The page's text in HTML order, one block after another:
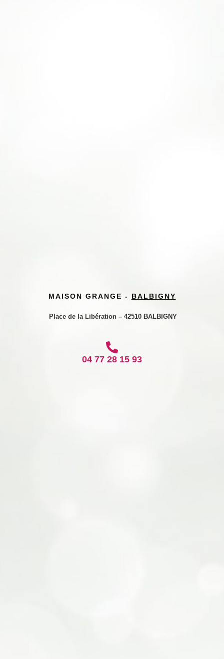
MAISON GRANGE - BALBIGNY
Place de la Libération – 42510 BALBIGNY
04 77 28 15 93